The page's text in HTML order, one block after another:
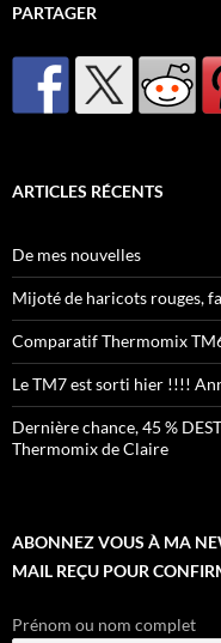
PARTAGER
ARTICLES RÉCENTS
De mes nouvelles
Mijoté de haricots rouges,
Comparatif Thermomix
Le TM7 est sorti hier !!!!
Dernière chance, 45 %
Thermomix de Claire
ABONNEZ VOUS À MA
MAIL REÇU POUR
Prénom ou nom complet